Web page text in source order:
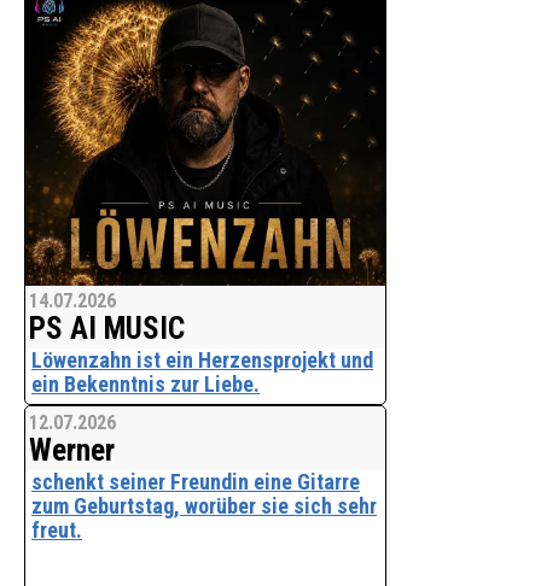
Mit "11.000 Fuß über Barcelona" startet
Lars Lampe als Der Larstronaut. Eine
neue Kunstfigur, die das Leben mit
einem Augenzwinkern nimmt und ihre
Abenteuer irgendwo zwischen Mallorca,
Flugzeug, Par
14.07.2026
PS AI MUSIC
Löwenzahn ist ein Herzensprojekt und
ein Bekenntnis zur Liebe.
Der moderne deutschsprachige
Popsong erzählt die Geschichte von
zwei Menschen, die füreinander da sind
- in guten wie in schwierigen Zeiten. So
wie der Löwenzahn selbst Wind und
12.07.2026
Werner
schenkt seiner Freundin eine Gitarre
zum Geburtstag, worüber sie sich sehr
freut.